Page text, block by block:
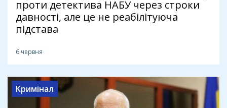
проти детектива НАБУ через строки
давності, але це не реабілітуюча
підстава
6 червня
Кримінал